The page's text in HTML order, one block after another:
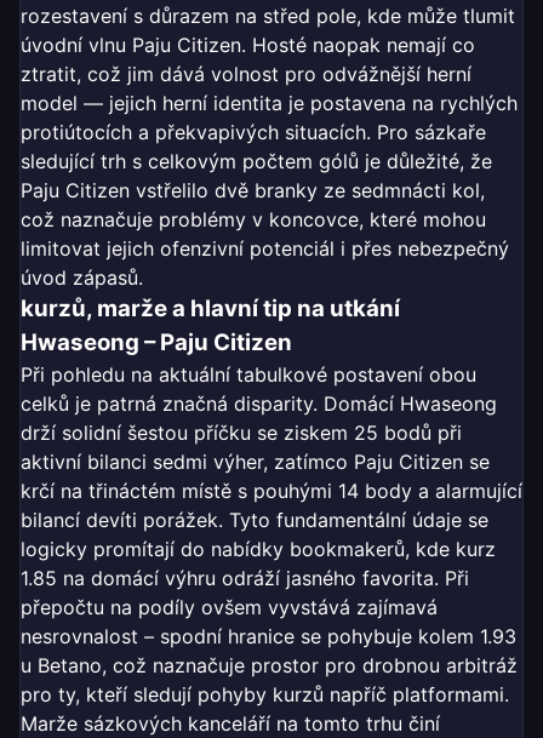
rozestavení s důrazem na střed pole, kde může tlumit
úvodní vlnu Paju Citizen. Hosté naopak nemají co
ztratit, což jim dává volnost pro odvážnější herní
model — jejich herní identita je postavena na rychlých
protiútocích a překvapivých situacích. Pro sázkaře
sledující trh s celkovým počtem gólů je důležité, že
Paju Citizen vstřelilo dvě branky ze sedmnácti kol,
což naznačuje problémy v koncovce, které mohou
limitovat jejich ofenzivní potenciál i přes nebezpečný
úvod zápasů.
kurzů, marže a hlavní tip na utkání
Hwaseong – Paju Citizen
Při pohledu na aktuální tabulkové postavení obou
celků je patrná značná disparity. Domácí Hwaseong
drží solidní šestou příčku se ziskem 25 bodů při
aktivní bilanci sedmi výher, zatímco Paju Citizen se
krčí na třináctém místě s pouhými 14 body a alarmující
bilancí devíti porážek. Tyto fundamentální údaje se
logicky promítají do nabídky bookmakerů, kde kurz
1.85 na domácí výhru odráží jasného favorita. Při
přepočtu na podíly ovšem vyvstává zajímavá
nesrovnalost – spodní hranice se pohybuje kolem 1.93
u Betano, což naznačuje prostor pro drobnou arbitráž
pro ty, kteří sledují pohyby kurzů napříč platformami.
Marže sázkových kanceláří na tomto trhu činí